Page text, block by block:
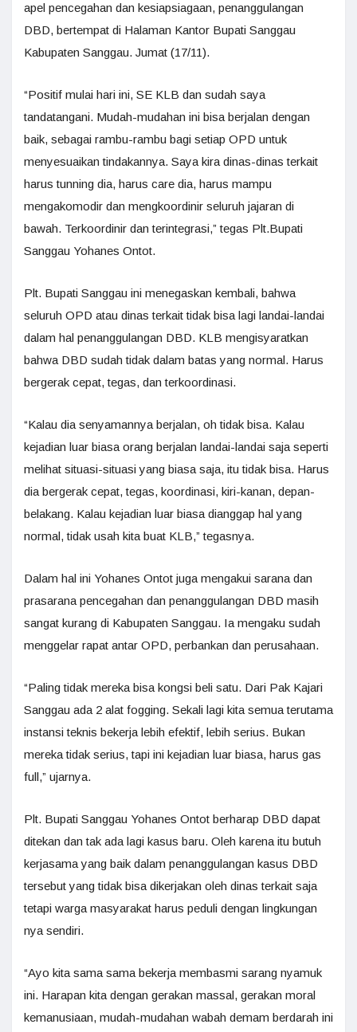
apel pencegahan dan kesiapsiagaan, penanggulangan
DBD, bertempat di Halaman Kantor Bupati Sanggau
Kabupaten Sanggau. Jumat (17/11).
“Positif mulai hari ini, SE KLB dan sudah saya
tandatangani. Mudah-mudahan ini bisa berjalan dengan
baik, sebagai rambu-rambu bagi setiap OPD untuk
menyesuaikan tindakannya. Saya kira dinas-dinas terkait
harus tunning dia, harus care dia, harus mampu
mengakomodir dan mengkoordinir seluruh jajaran di
bawah. Terkoordinir dan terintegrasi,” tegas Plt.Bupati
Sanggau Yohanes Ontot.
Plt. Bupati Sanggau ini menegaskan kembali, bahwa
seluruh OPD atau dinas terkait tidak bisa lagi landai-landai
dalam hal penanggulangan DBD. KLB mengisyaratkan
bahwa DBD sudah tidak dalam batas yang normal. Harus
bergerak cepat, tegas, dan terkoordinasi.
“Kalau dia senyamannya berjalan, oh tidak bisa. Kalau
kejadian luar biasa orang berjalan landai-landai saja seperti
melihat situasi-situasi yang biasa saja, itu tidak bisa. Harus
dia bergerak cepat, tegas, koordinasi, kiri-kanan, depan-
belakang. Kalau kejadian luar biasa dianggap hal yang
normal, tidak usah kita buat KLB,” tegasnya.
Dalam hal ini Yohanes Ontot juga mengakui sarana dan
prasarana pencegahan dan penanggulangan DBD masih
sangat kurang di Kabupaten Sanggau. Ia mengaku sudah
menggelar rapat antar OPD, perbankan dan perusahaan.
“Paling tidak mereka bisa kongsi beli satu. Dari Pak Kajari
Sanggau ada 2 alat fogging. Sekali lagi kita semua terutama
instansi teknis bekerja lebih efektif, lebih serius. Bukan
mereka tidak serius, tapi ini kejadian luar biasa, harus gas
full,” ujarnya.
Plt. Bupati Sanggau Yohanes Ontot berharap DBD dapat
ditekan dan tak ada lagi kasus baru. Oleh karena itu butuh
kerjasama yang baik dalam penanggulangan kasus DBD
tersebut yang tidak bisa dikerjakan oleh dinas terkait saja
tetapi warga masyarakat harus peduli dengan lingkungan
nya sendiri.
“Ayo kita sama sama bekerja membasmi sarang nyamuk
ini. Harapan kita dengan gerakan massal, gerakan moral
kemanusiaan, mudah-mudahan wabah demam berdarah ini